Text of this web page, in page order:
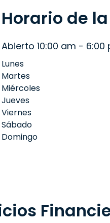
Horario de
Abierto 10:00 am - 6:00
Lunes
Martes
Miércoles
Jueves
Viernes
Sábado
Domingo